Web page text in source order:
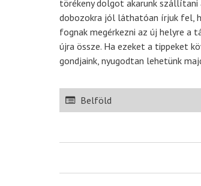
törékeny dolgot akarunk szállítani
dobozokra jól láthatóan írjuk fel,
fognak megérkezni az új helyre a
újra össze. Ha ezeket a tippeket
gondjaink, nyugodtan lehetünk
Belföld